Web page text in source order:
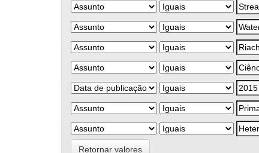
Retornar valores